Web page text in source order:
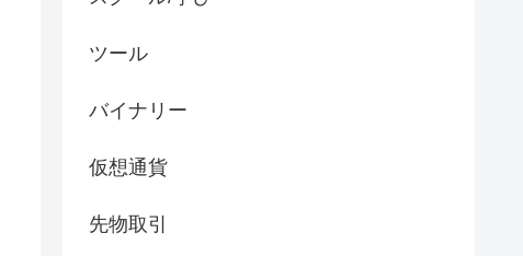
ツール
バイナリー
仮想通貨
先物取引